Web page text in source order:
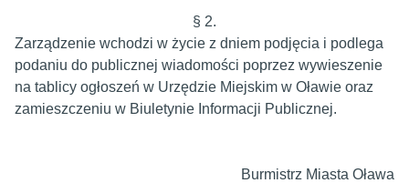
§ 2.
Zarządzenie wchodzi w życie z dniem podjęcia i podlega
podaniu do publicznej wiadomości poprzez wywieszenie
na tablicy ogłoszeń w Urzędzie Miejskim w Oławie oraz
zamieszczeniu w Biuletynie Informacji Publicznej.
Burmistrz Miasta Oława